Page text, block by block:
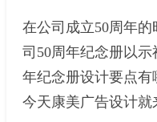
在公司成立50周年
司50周年纪念册以
年纪念册设计要点有
今天康美广告设计就